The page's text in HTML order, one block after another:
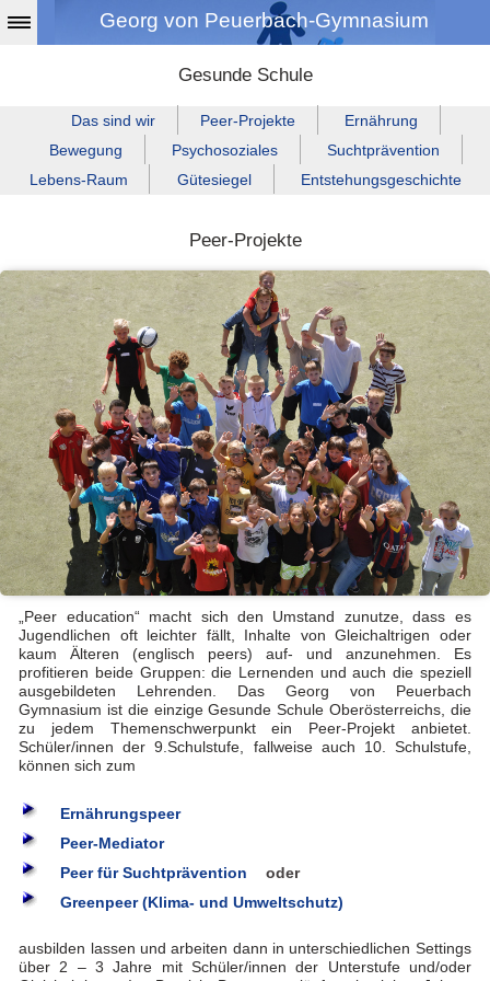
Georg von Peuerbach-Gymnasium
Gesunde Schule
Das sind wir Peer-Projekte
Ernährung
Bewegung
Psychosoziales
Suchtprävention
Lebens‑Raum
Gütesiegel Entstehungsgeschichte
Peer-Projekte
„Peer education“ macht sich den Umstand zunutze, dass es
Jugendlichen oft leichter fällt, Inhalte von Gleichaltrigen oder
kaum Älteren (englisch peers) auf- und anzunehmen. Es
profitieren beide Gruppen: die Lernenden und auch die speziell
ausgebildeten Lehrenden. Das Georg von Peuerbach
Gymnasium ist die einzige Gesunde Schule Oberösterreichs, die
zu jedem Themenschwerpunkt ein Peer-Projekt anbietet.
Schüler/innen der 9.Schulstufe, fallweise auch 10. Schulstufe,
können sich zum
Ernährungspeer
Peer-Mediator
Peer für Suchtprävention
oder
Greenpeer (Klima- und Umweltschutz)
ausbilden lassen und arbeiten dann in unterschiedlichen Settings
über 2 – 3 Jahre mit Schüler/innen der Unterstufe und/oder